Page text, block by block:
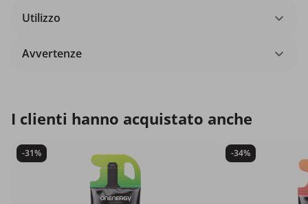
Utilizzo
Avvertenze
I clienti hanno acquistato anche
-31% -34%